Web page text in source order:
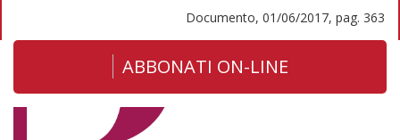
Documento, 01/06/2017, pag. 363
ABBONATI ON-LINE